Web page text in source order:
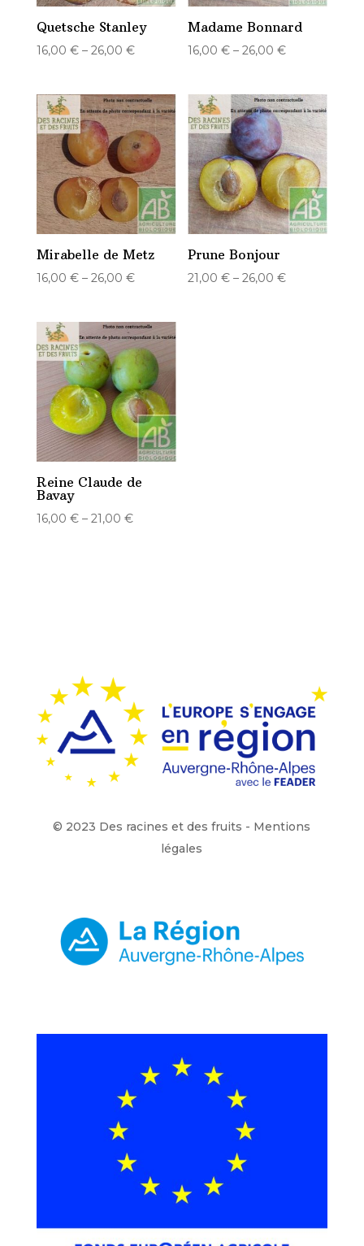
Quetsche Stanley
16,00 €– 26,00 €
Madame Bonnard
16,00€ –26,00€
Mirabelle de Metz
16,00 €– 26,00 €
Prune Bonjour
21,00€ –26,00€
Reine Claude de
Bavay
16,00 €– 21,00 €
© 2023 Des racines et des fruits - Mentions
légales